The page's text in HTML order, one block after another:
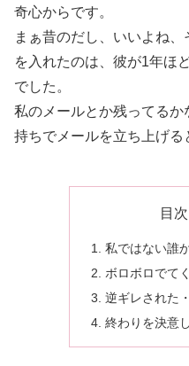
奇心からです。
まぁ昔のだし、いいよね
を入れたのは、彼が1年ほ
でした。
私のメールとか残ってる
持ちでメールを立ち上げる
目次
私ではない誰
ボロボロでて
逆ギレされた
終わりを決意